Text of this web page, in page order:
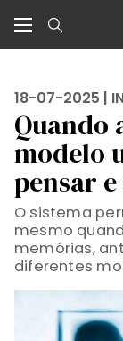
18-07-2025 |
Quando
modelo
pensar
O sistema
mesmo
memórias,
diferentes